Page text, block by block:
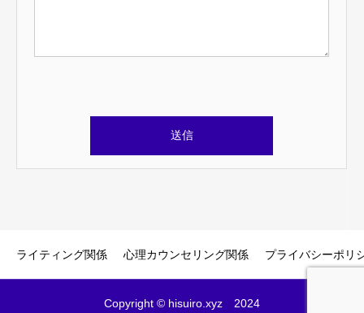
ライティング関係 心理カウンセリング関係 プライバシーポリ
Copyright © hisuiro.xyz 2024